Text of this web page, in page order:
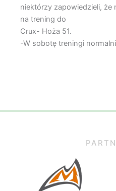
niektórzy zapowiedzieli, że
na trening do
Crux- Hoża 51.
-W sobotę treningi